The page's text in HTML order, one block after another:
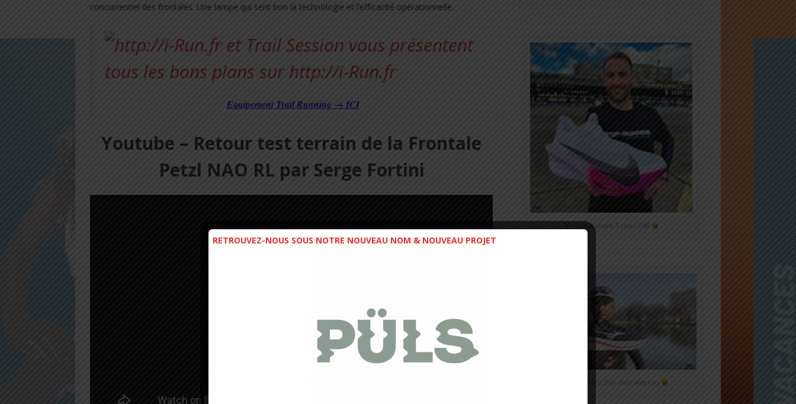
concurrentiel des frontales. Une lampe qui sent bon la technologie et l’efficacité opérationnelle.
Equipement Trail Running → ICI
Youtube – Retour test terrain de la Frontale
Petzl NAO RL par Serge Fortini
Nike Alphafly 3 chez T4R
Mizuno Neo Zen chez Alltricks
RETROUVEZ-NOUS SOUS NOTRE NOUVEAU NOM & NOUVEAU PROJET